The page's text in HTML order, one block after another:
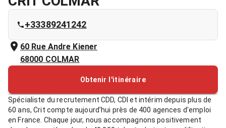
+33389241242
60 Rue Andre Kiener
68000 COLMAR
Obtenir l'itinéraire
Spécialiste du recrutement CDD, CDI et intérim depuis plus de
60 ans, Crit compte aujourd'hui près de 400 agences d'emploi
en France. Chaque jour, nous accompagnons positivement